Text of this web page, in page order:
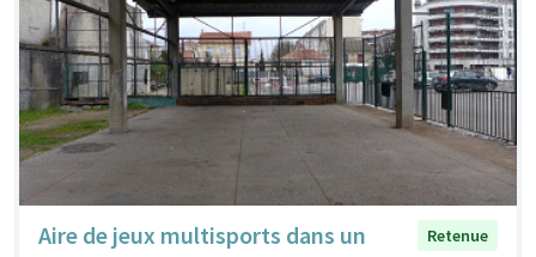
Aire de jeux multisports dans un
Retenue